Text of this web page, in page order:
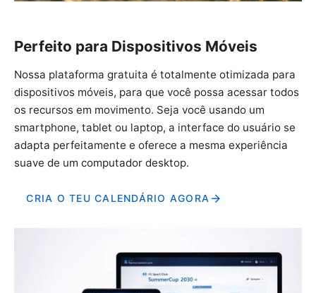
Perfeito para Dispositivos Móveis
Nossa plataforma gratuita é totalmente otimizada para
dispositivos móveis, para que você possa acessar todos
os recursos em movimento. Seja você usando um
smartphone, tablet ou laptop, a interface do usuário se
adapta perfeitamente e oferece a mesma experiência
suave de um computador desktop.
CRIA O TEU CALENDÁRIO AGORA